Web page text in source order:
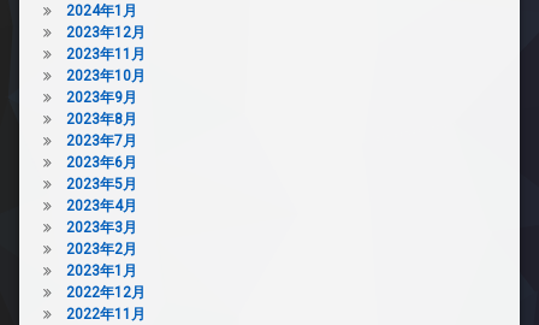
2024年1月
2023年12月
2023年11月
2023年10月
2023年9月
2023年8月
2023年7月
2023年6月
2023年5月
2023年4月
2023年3月
2023年2月
2023年1月
2022年12月
2022年11月